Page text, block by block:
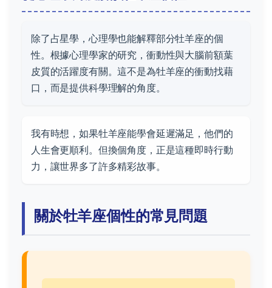
除了占星學，心理學也能解釋部分牡羊座的個
性。根據心理學家的研究，衝動性與大腦前額葉
皮質的活躍度有關。這不是為牡羊座的衝動找藉
口，而是提供科學理解的角度。
我有時想，如果牡羊座能學會延遲滿足，他們的
人生會更順利。但換個角度，正是這種即時行動
力，讓世界多了許多精彩故事。
關於牡羊座個性的常見問題